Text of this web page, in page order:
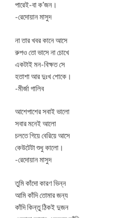
পারেই-বা ক’জন।
-রেদোয়ান মাসুদ
না তার খবর কানে আসে
রুপও তো ভাসে না চোখে
একটাই মন-বিক্ষত সে
হতাশা আর দুঃখ শোকে।
-মীর্জা গালিব
আশেপাশের সবাই ভালো
সবার মনেই আলো
চলতে গিয়ে বেরিয়ে আসে
কেউটেটা শুধু কালো।
-রেদোয়ান মাসুদ
তুমি কাঁদো কারণ ভিন্ন
আমি কাঁদি তোমার জন্য
কাঁদি কিন্তু ঠিকই দুজন